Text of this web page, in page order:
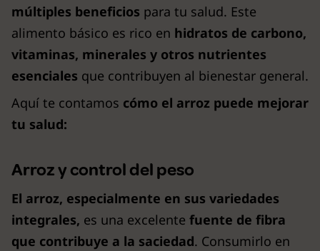
múltiples beneficios para tu salud. Este
alimento básico es rico en hidratos de carbono,
vitaminas, minerales y otros nutrientes
esenciales que contribuyen al bienestar general.
Aquí te contamos cómo el arroz puede mejorar
tu salud:
Arroz y control del peso
El arroz, especialmente en sus variedades
integrales, es una excelente fuente de fibra
que contribuye a la saciedad. Consumirlo en